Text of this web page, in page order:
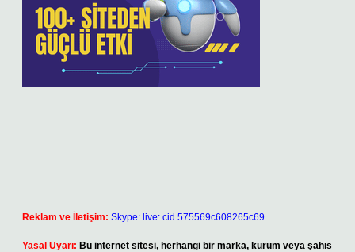
Reklam ve İletişim: Skype: live:.cid.575569c608265c69
Yasal Uyarı: Bu internet sitesi, herhangi bir marka, kurum veya şahıs